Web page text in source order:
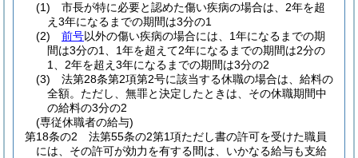
(1)
市長が特に必要と認めた傷い疾病の場合は、2年を超
え3年になるまでの期間は3分の1
(2)
前号以外の傷い疾病の場合には、1年になるまでの期
間は3分の1、1年を超えて2年になるまでの期間は2分の
1、2年を超え3年になるまでの期間は3分の2
(3)
法第28条第2項第2号に該当する休職の場合は、給料の
全額。 ただし、無罪と決定したときは、その休職期間中
の給料の3分の2
(専従休職者の給与)
第18条の2
法第55条の2第1項ただし書の許可を受けた職員
には、その許可が効力を有する間は、いかなる給与も支給